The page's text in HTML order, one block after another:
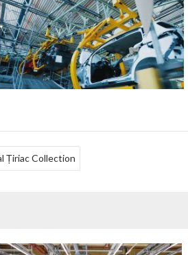
Țiriac Collection